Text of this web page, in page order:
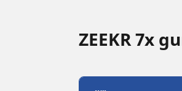
ZEEKR 7x